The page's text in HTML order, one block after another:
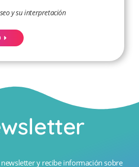
y su interpretación
y recibe información sobre